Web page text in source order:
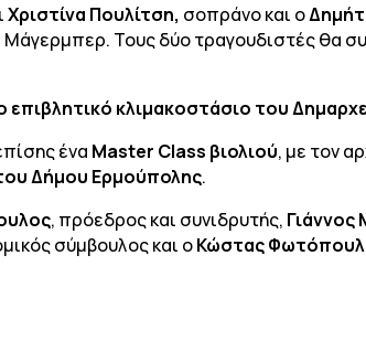
Χριστίνα Πουλίτση, σοπράνο και ο
Τους δύο τραγουδιστές θα
κλιμακοστάσιο του
ένα Master Class βιολιού, με τον
Δήμου Ερμούπολης.
, πρόεδρος και συνιδρυτής,
σύμβουλος και οΚώστας